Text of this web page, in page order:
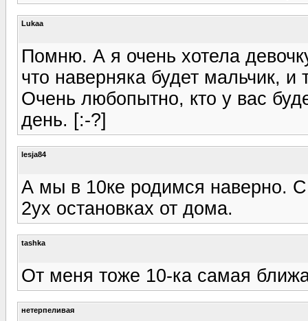
Lukaa
Помню. А я очень хотела
что наверняка будет мальчик,
Очень любопытно, кто у вас
день. [:-?]
lesja84
А мы в 10ке родимся наверно.
2ух остановках от дома.
tashka
От меня тоже 10-ка самая
нетерпеливая